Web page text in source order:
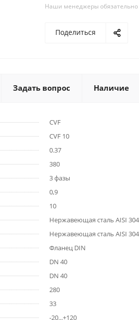
Наши менеджеры обязательно
Поделиться
Задать вопрос Наличие
CVF
CVF 10
0.37
380
3 фазы
0,9
10
Нержавеющая сталь AISI 304
Нержавеющая сталь AISI 304
Фланец DIN
DN 40
DN 40
280
33
-20...+120